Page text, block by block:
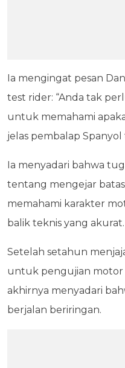
Ia mengingat pesan
test rider: “Anda tak
untuk memahami
jelas pembalap
Ia menyadari bahwa
tentang mengejar
memahami karakter
balik teknis yang akurat.
Setelah setahun
untuk pengujian motor
akhirnya menyadari
berjalan beriringan.